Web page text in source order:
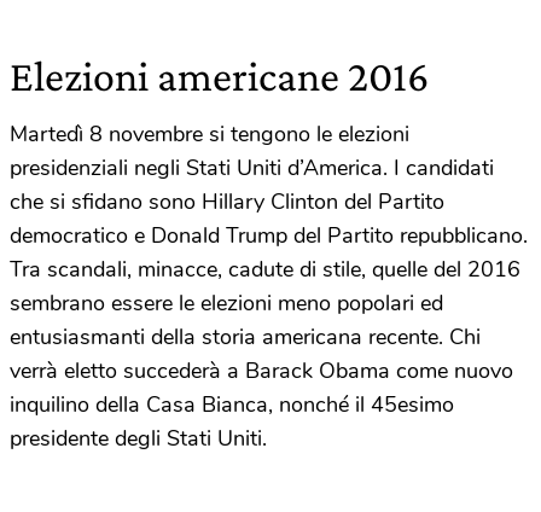
Elezioni americane 2016
Martedì 8 novembre si tengono le elezioni
presidenziali negli Stati Uniti d’America. I candidati
che si sfidano sono Hillary Clinton del Partito
democratico e Donald Trump del Partito repubblicano.
Tra scandali, minacce, cadute di stile, quelle del 2016
sembrano essere le elezioni meno popolari ed
entusiasmanti della storia americana recente. Chi
verrà eletto succederà a Barack Obama come nuovo
inquilino della Casa Bianca, nonché il 45esimo
presidente degli Stati Uniti.